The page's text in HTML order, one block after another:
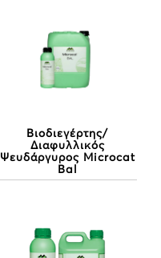
Βιοδιεγέρτης/
Διαφυλλικός
Ψευδάργυρος Microcat
Bal